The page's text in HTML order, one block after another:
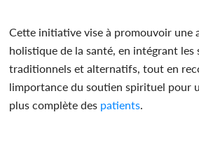
Cette initiative vise à promouvoir une
holistique de la santé, en intégrant les
traditionnels et alternatifs, tout en
limportance du soutien spirituel pour
plus complète des patients